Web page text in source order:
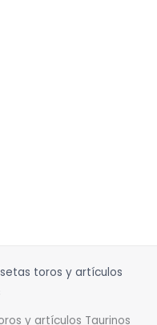
toros y artículos
y artículos Taurinos